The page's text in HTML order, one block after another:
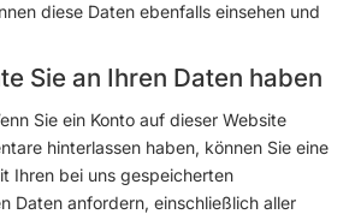
diese Daten ebenfalls einsehen und
Sie an Ihren Daten haben
Sie ein Konto auf dieser Website
hinterlassen haben, können Sie eine
Ihren bei uns gespeicherten
Daten anfordern, einschließlich aller